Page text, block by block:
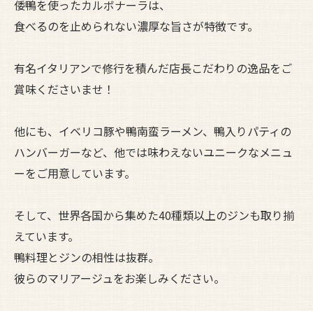
倭鴨を使ったカルボナーラは、
食べるのを止められない濃厚な旨さが特徴です。
有名イタリアンで修行を積んだ店長こだわりの逸品をご
賞味くださいませ！
他にも、イベリコ豚や鴨南蛮ラーメン、鴨入りパティの
ハンバーガーなど、他では味わえないユニークなメニュ
ーをご用意しています。
そして、世界各国から集めた40種類以上のジンも取り揃
えています。
鴨料理とジンの相性は抜群。
彼らのマリアージュをお楽しみください。